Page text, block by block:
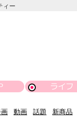
ィー
ライフ
動画 話題 新商品